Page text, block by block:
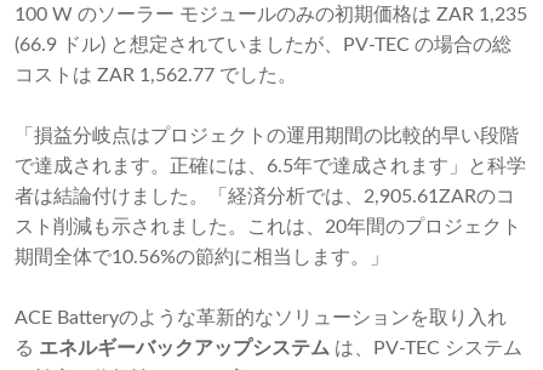
100 W のソーラー モジュールのみの初期価格は ZAR 1,235
(66.9 ドル) と想定されていましたが、PV-TEC の場合の総
コストは ZAR 1,562.77 でした。
「損益分岐点はプロジェクトの運用期間の比較的早い段階
で達成されます。正確には、6.5年で達成されます」と科学
者は結論付けました。「経済分析では、2,905.61ZARのコ
スト削減も示されました。これは、20年間のプロジェクト
期間全体で10.56%の節約に相当します。」
ACE Batteryのような革新的なソリューションを取り入れ
る エネルギーバックアップシステム は、PV-TEC システム